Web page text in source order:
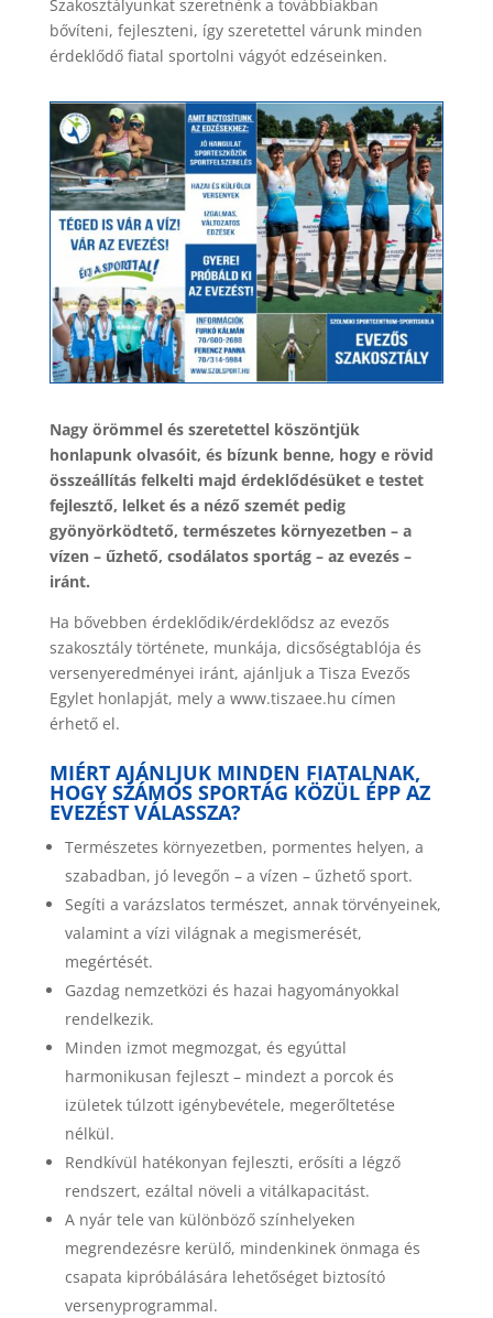
Szakosztályunkat szeretnénk a továbbiakban
bővíteni, fejleszteni, így szeretettel várunk minden
érdeklődő fiatal sportolni vágyót edzéseinken.
Nagy örömmel és szeretettel köszöntjük
honlapunk olvasóit, és bízunk benne, hogy e rövid
összeállítás felkelti majd érdeklődésüket e testet
fejlesztő, lelket és a néző szemét pedig
gyönyörködtető, természetes környezetben – a
vízen – űzhető, csodálatos sportág – az evezés –
iránt.
Ha bővebben érdeklődik/érdeklődsz az evezős
szakosztály története, munkája, dicsőségtablója és
versenyeredményei iránt, ajánljuk a Tisza Evezős
Egylet honlapját, mely a www.tiszaee.hu címen
érhető el.
MIÉRT AJÁNLJUK MINDEN FIATALNAK,
HOGY SZÁMOS SPORTÁG KÖZÜL ÉPP AZ
EVEZÉST VÁLASSZA?
Természetes környezetben, pormentes helyen, a
szabadban, jó levegőn – a vízen – űzhető sport.
Segíti a varázslatos természet, annak törvényeinek,
valamint a vízi világnak a megismerését,
megértését.
Gazdag nemzetközi és hazai hagyományokkal
rendelkezik.
Minden izmot megmozgat, és egyúttal
harmonikusan fejleszt – mindezt a porcok és
izületek túlzott igénybevétele, megerőltetése
nélkül.
Rendkívül hatékonyan fejleszti, erősíti a légző
rendszert, ezáltal növeli a vitálkapacitást.
A nyár tele van különböző színhelyeken
megrendezésre kerülő, mindenkinek önmaga és
csapata kipróbálására lehetőséget biztosító
versenyprogrammal.